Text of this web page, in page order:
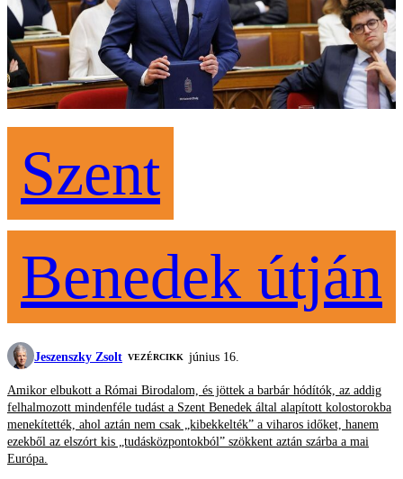
Szent
Benedek útján
Jeszenszky Zsolt VEZÉRCIKK június 16.
Amikor elbukott a Római Birodalom, és jöttek a barbár hódítók, az addig
felhalmozott mindenféle tudást a Szent Benedek által alapított kolostorokba
menekítették, ahol aztán nem csak „kibekkelték” a viharos időket, hanem
ezekből az elszórt kis „tudásközpontokból” szökkent aztán szárba a mai
Európa.